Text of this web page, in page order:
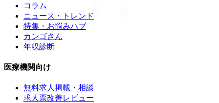
コラム
ニュース・トレンド
特集・お悩みハブ
カンゴさん
年収診断
医療機関向け
無料求人掲載・相談
求人票改善レビュー